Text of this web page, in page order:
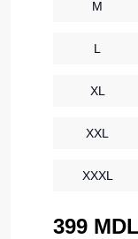
M
L
XL
XXL
XXXL
399 MDL